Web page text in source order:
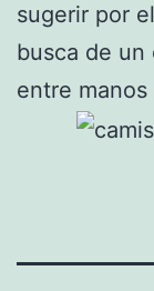
sugerir por
busca de
entre manos